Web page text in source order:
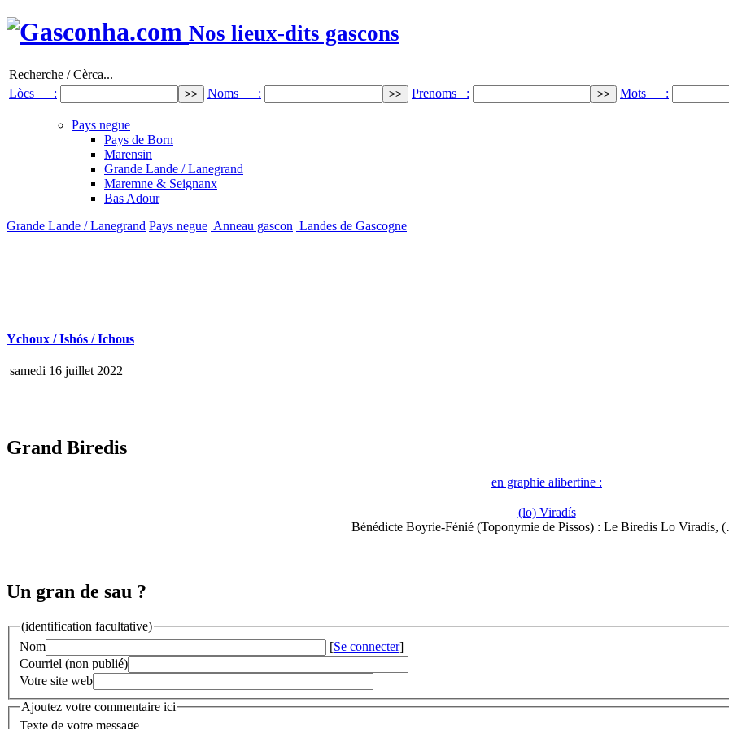
Nos lieux-dits gascons
Recherche / Cèrca...
Lòcs :
Noms : Prenoms : Mots :
Pays negue
Pays de Born
Marensin
Grande Lande / Lanegrand
Maremne & Seignanx
Bas Adour
Grande Lande / Lanegrand Pays negue Anneau gascon Landes de Gascogne
Ychoux / Ishós / Ichous
samedi 16 juillet 2022
Grand Biredis
en graphie alibertine :
(lo) Viradís
Bénédicte Boyrie-Fénié (Toponymie de Pissos) : Le Biredis Lo Viradís,
Un gran de sau ?
(identification facultative)
Nom
[Se connecter]
Courriel (non publié)
Votre site web
Ajoutez votre commentaire ici
Texte de votre message